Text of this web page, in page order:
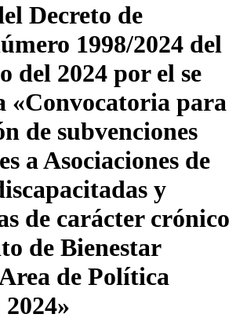
Decreto de
1998/2024 del
del 2024 por el se
«Convocatoria para
de subvenciones
a Asociaciones de
y
de carácter crónico
de Bienestar
de Política